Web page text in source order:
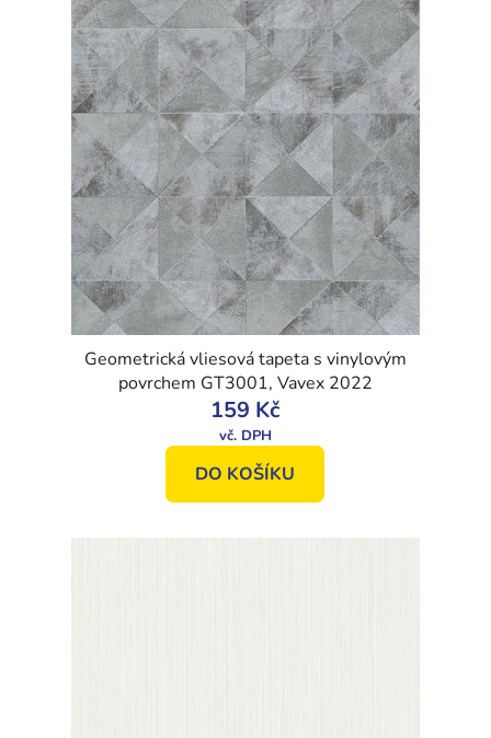
Geometrická vliesová tapeta s vinylovým
povrchem GT3001, Vavex 2022
159 Kč
DO KOŠÍKU